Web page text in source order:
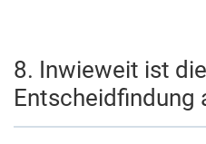
8. Inwieweit ist die
Entscheidfindung